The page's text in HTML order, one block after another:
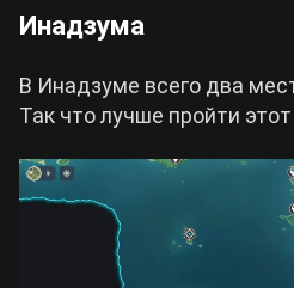
Инадзума
В Инадзуме всего два
Так что лучше пройти